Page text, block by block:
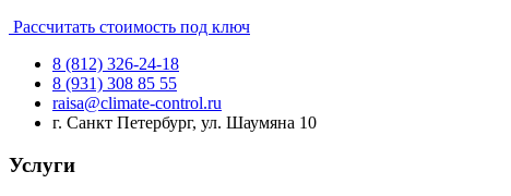
Рассчитать стоимость под ключ
8 (812) 326-24-18
8 (931) 308 85 55
raisa@climate-control.ru
г. Санкт Петербург, ул. Шаумяна 10
Услуги